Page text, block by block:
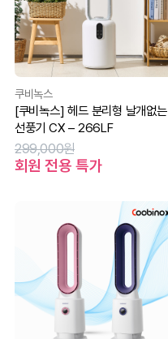
쿠비녹스
[쿠비녹스] 헤드 분리형 날개없는
선풍기 CX – 266LF
299,000원
회원 전용 특가